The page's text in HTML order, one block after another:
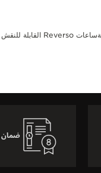
ساعات Reverso القابلة للنقش
ضمان